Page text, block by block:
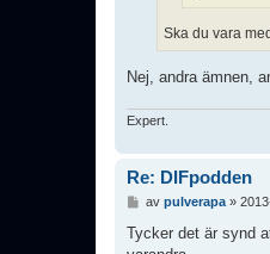
Ska du vara
Nej, andra ämnen,
Expert.
Re: DIFpodden
l
av pulverapa»
Tycker det är synd